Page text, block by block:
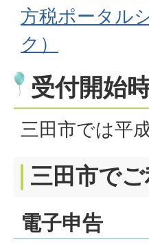
方税ポータル
ク）
受付開始
三田市では平
三田市で
電子申告